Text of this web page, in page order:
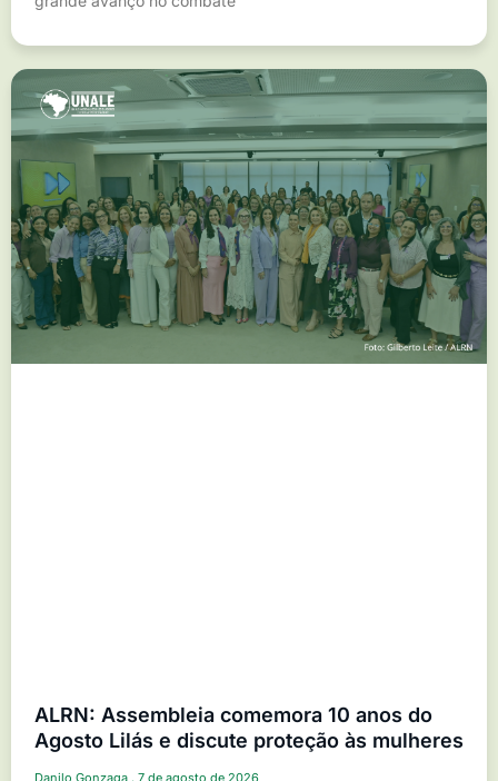
ALRN: Assembleia comemora 10 anos do
Agosto Lilás e discute proteção às mulheres
Danilo Gonzaga 7 de agosto de 2026